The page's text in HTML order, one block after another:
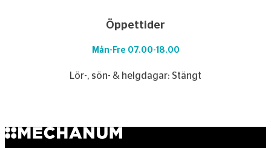
Öppettider
Mån-Fre 07.00-18.00
Lör-, sön- & helgdagar: Stängt